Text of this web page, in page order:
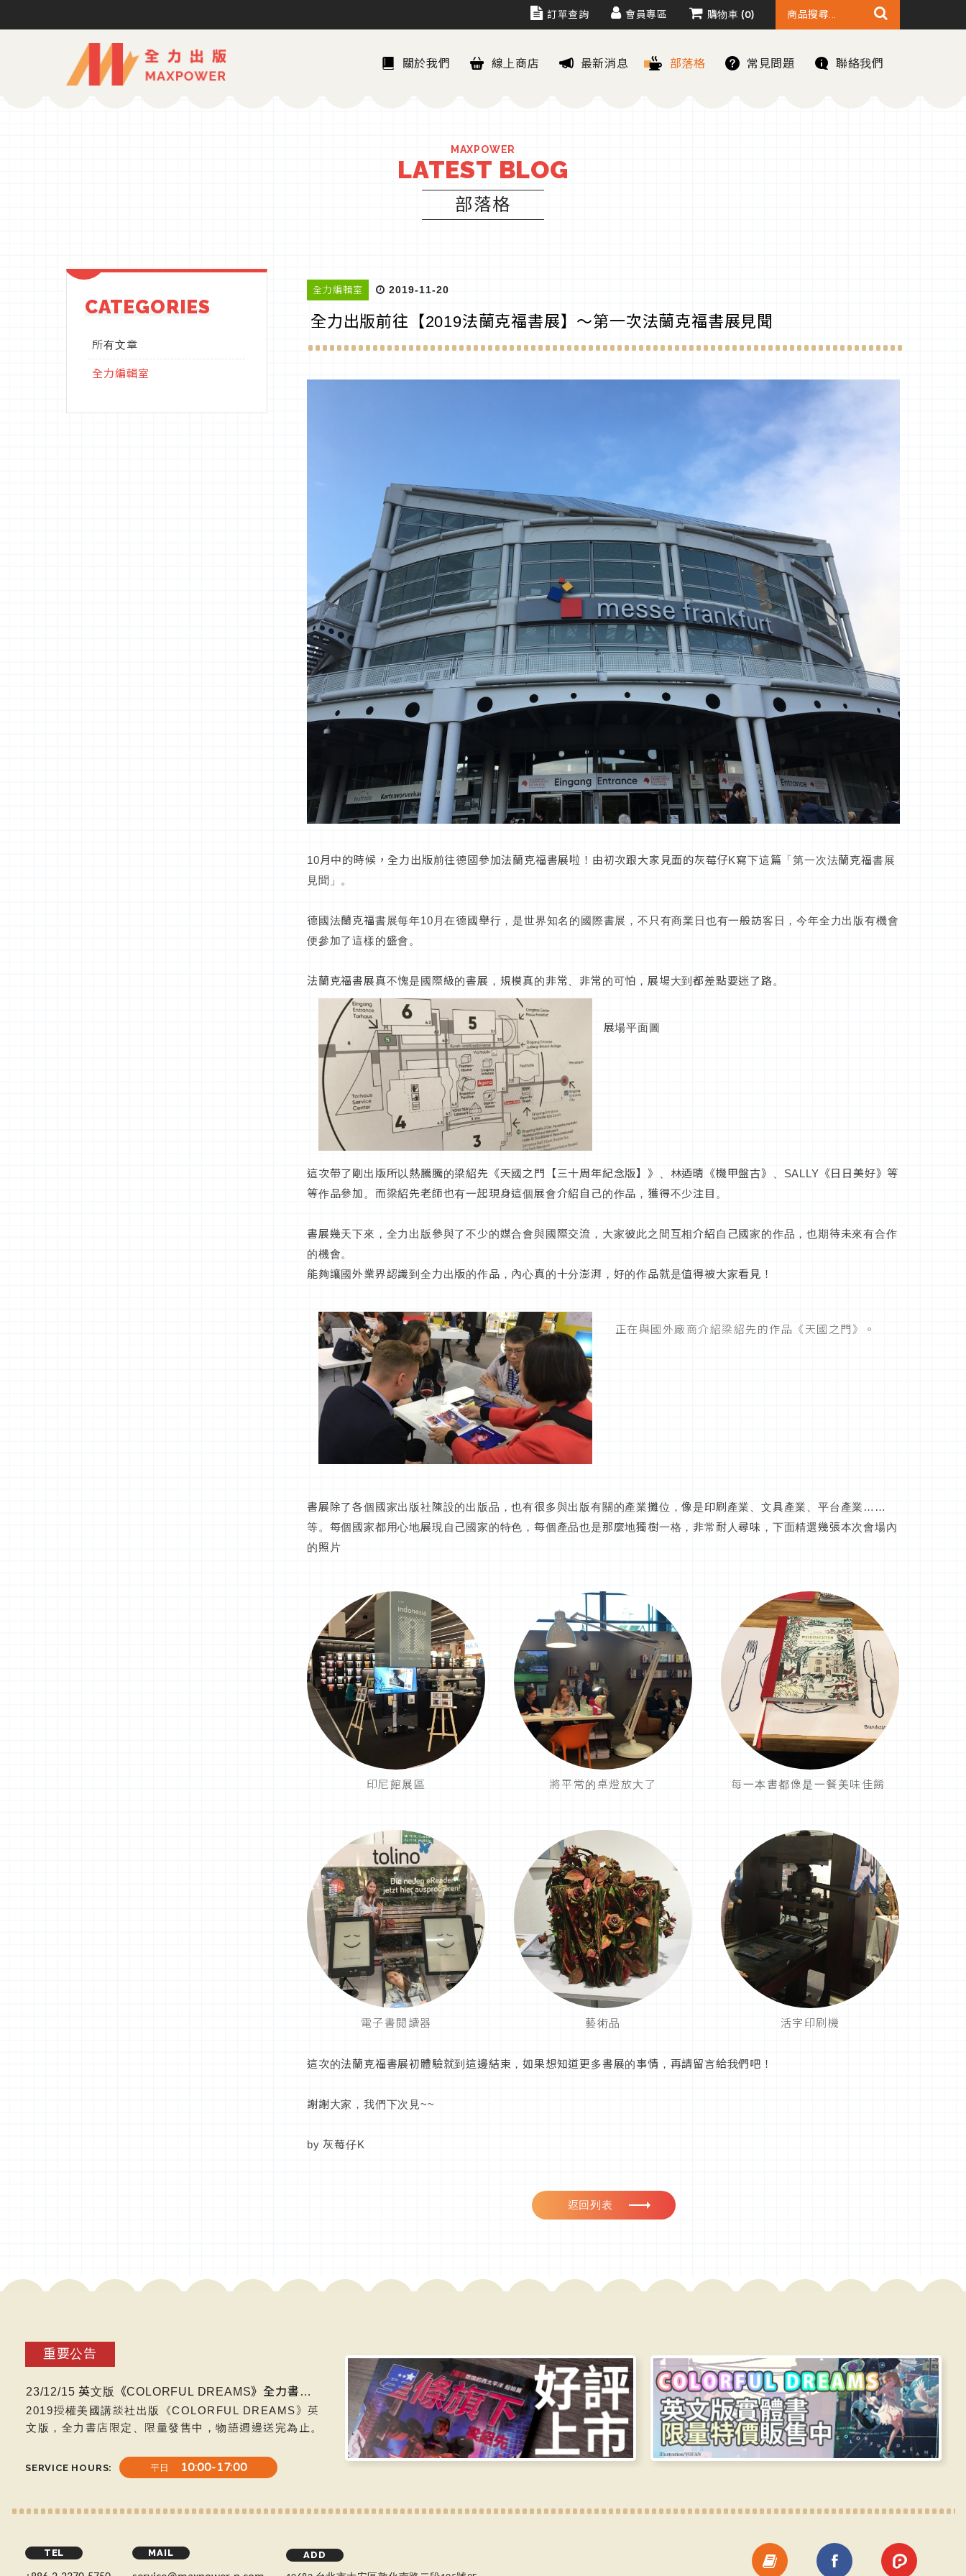
訂單查詢 會員專區 購物車 0
關於我們 線上商店 最新消息 部落格 常見問題 聯絡我們
MAXPOWER
LATEST BLOG
部落格
全力編輯室 2019-11-20
全力出版前往【2019法蘭克福書展】～第一次法蘭克福書展見聞
10月中的時候，全力出版前往德國參加法蘭克福書展啦！由初次跟大家見面的灰莓仔K寫下這篇「第一次法蘭克福書展
見聞」。
德國法蘭克福書展每年10月在德國舉行，是世界知名的國際書展，不只有商業日也有一般訪客日，今年全力出版有機會
便參加了這樣的盛會。
法蘭克福書展真不愧是國際級的書展，規模真的非常、非常的可怕，展場大到都差點要迷了路。
展場平面圖
這次帶了剛出版所以熱騰騰的梁紹先《天國之門【三十周年紀念版】》、林迺晴《機甲盤古》、SALLY《日日美好》等
等作品參加。而梁紹先老師也有一起現身這個展會介紹自己的作品，獲得不少注目。
書展幾天下來，全力出版參與了不少的媒合會與國際交流，大家彼此之間互相介紹自己國家的作品，也期待未來有合作
的機會。
能夠讓國外業界認識到全力出版的作品，內心真的十分澎湃，好的作品就是值得被大家看見！
正在與國外廠商介紹梁紹先的作品《天國之門》。
書展除了各個國家出版社陳設的出版品，也有很多與出版有關的產業攤位，像是印刷產業、文具產業、平台產業……
等。每個國家都用心地展現自己國家的特色，每個產品也是那麼地獨樹一格，非常耐人尋味，下面精選幾張本次會場內
的照片
印尼館展區 將平常的桌燈放大了 每一本書都像是一餐美味佳餚
電子書閱讀器 藝術品 活字印刷機
這次的法蘭克福書展初體驗就到這邊結束，如果想知道更多書展的事情，再請留言給我們吧！
謝謝大家，我們下次見~~
by 灰莓仔K
返回列表
CATEGORIES
所有文章
全力編輯室
重要公告
連中國人都禁忌的事件——《天國之門：從一九八九到二
台海戰爭？中國政變？一切都是美國的陰謀！？——《星
條旗下：燃燒的西太平洋 起始篇》新作上市
23/12/15 英文版《COLORFUL DREAMS》全力書店限量發售，物語週邊送完為止
2019授權美國講談社出版《COLORFUL DREAMS》英
文版，全力書店限定、限量發售中，物語週邊送完為止。
19/10/10 《天國之門【三十周年特別版】》新作上市
連中國人都禁忌的事件——《天國之門：從一九八九到二
條旗下：燃燒的西太平洋 起始篇》新作上市
SERVICE HOURS 平日 10:00-17:00
TEL MAIL ADD